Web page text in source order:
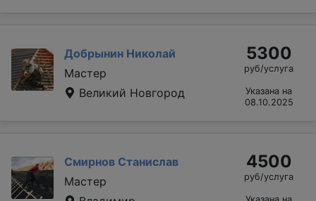
Добрынин Николай
Мастер
Великий Новгород
5300
руб/услуга
Указана на
08.10.2025
Смирнов Станислав
Мастер
4500
руб/услуга